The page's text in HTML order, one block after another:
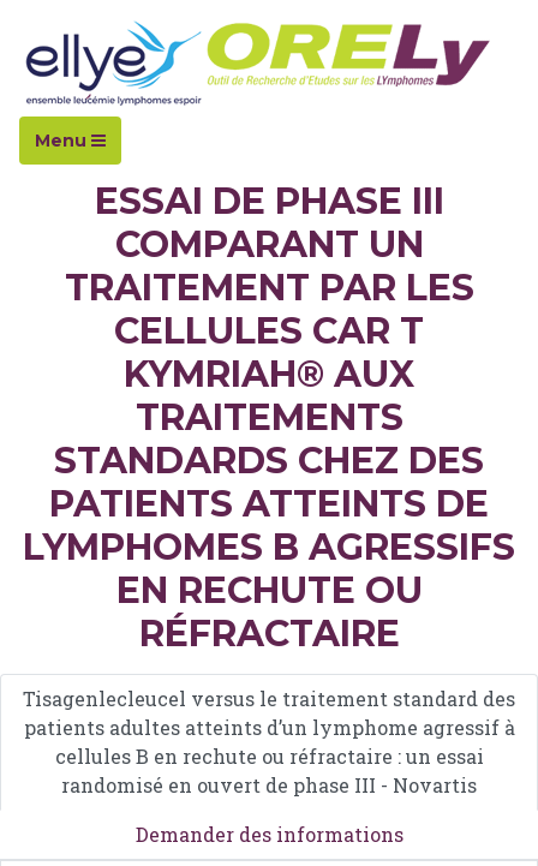
Menu
Accueil
ESSAI DE PHASE III
COMPARANT UN
TRAITEMENT PAR LES
CELLULES CAR T
KYMRIAH® AUX
TRAITEMENTS
STANDARDS CHEZ DES
PATIENTS ATTEINTS DE
LYMPHOMES B AGRESSIFS
EN RECHUTE OU
RÉFRACTAIRE
Tisagenlecleucel versus le traitement standard des
patients adultes atteints d’un lymphome agressif à
cellules B en rechute ou réfractaire : un essai
randomisé en ouvert de phase III - Novartis
Demander des informations